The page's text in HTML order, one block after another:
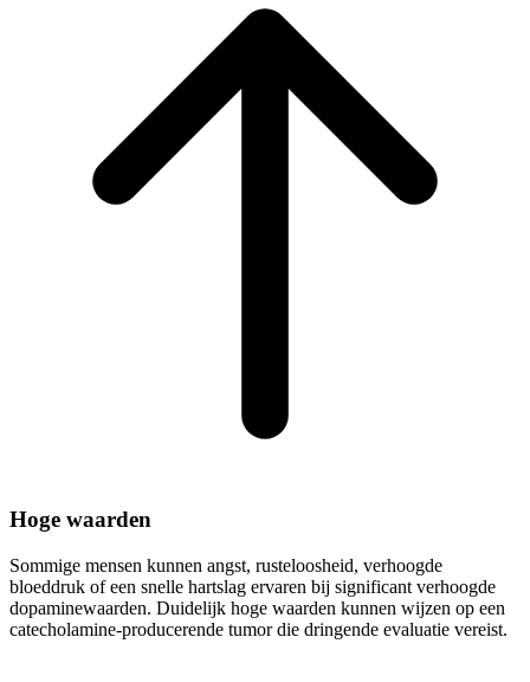
Hoge waarden
Sommige mensen kunnen angst, rusteloosheid, verhoogde
bloeddruk of een snelle hartslag ervaren bij significant verhoogde
dopaminewaarden. Duidelijk hoge waarden kunnen wijzen op een
catecholamine-producerende tumor die dringende evaluatie vereist.